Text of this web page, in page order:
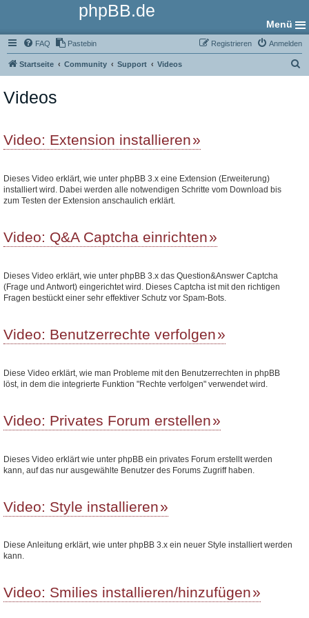
phpBB.de
Menü
FAQ Pastebin Anmelden
Registrieren
Startseite Community Support Videos
Videos
Video: Extension installieren
Dieses Video erklärt, wie unter phpBB 3.x eine Extension (Erweiterung)
installiert wird. Dabei werden alle notwendigen Schritte vom Download bis
zum Testen der Extension anschaulich erklärt.
Video: Q&A Captcha einrichten
Dieses Video erklärt, wie unter phpBB 3.x das Question&Answer Captcha
(Frage und Antwort) eingerichtet wird. Dieses Captcha ist mit den richtigen
Fragen bestückt einer sehr effektiver Schutz vor Spam-Bots.
Video: Benutzerrechte verfolgen
Diese Video erklärt, wie man Probleme mit den Benutzerrechten in phpBB
löst, in dem die integrierte Funktion "Rechte verfolgen" verwendet wird.
Video: Privates Forum erstellen
Dieses Video erklärt wie unter phpBB ein privates Forum erstellt werden
kann, auf das nur ausgewählte Benutzer des Forums Zugriff haben.
Video: Style installieren
Diese Anleitung erklärt, wie unter phpBB 3.x ein neuer Style installiert werden
kann.
Video: Smilies installieren/hinzufügen